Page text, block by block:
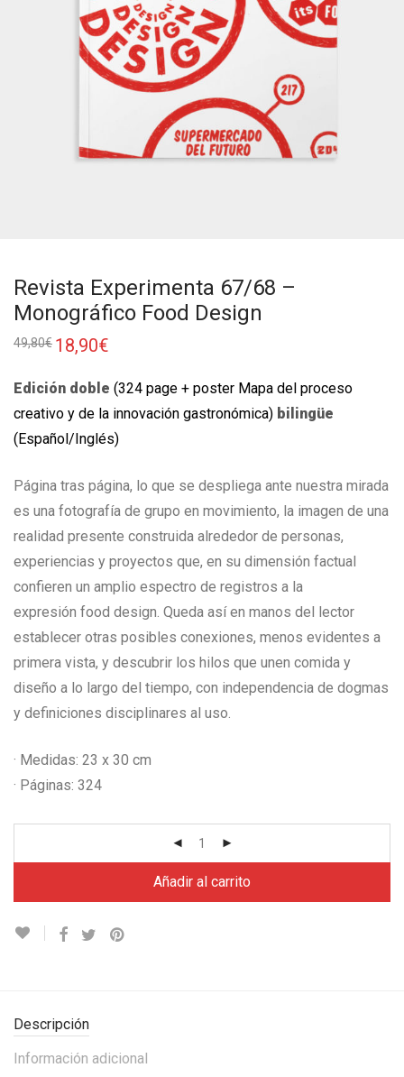
Revista Experimenta 67/68 –
Monográfico Food Design
49,80€ 18,90€
Edición doble (324 page + poster Mapa del proceso
creativo y de la innovación gastronómica) bilingüe
(Español/Inglés)
Página tras página, lo que se despliega ante nuestra mirada
es una fotografía de grupo en movimiento, la imagen de una
realidad presente construida alrededor de personas,
experiencias y proyectos que, en su dimensión factual
confieren un amplio espectro de registros a la
expresión food design. Queda así en manos del lector
establecer otras posibles conexiones, menos evidentes a
primera vista, y descubrir los hilos que unen comida y
diseño a lo largo del tiempo, con independencia de dogmas
y definiciones disciplinares al uso.
· Medidas: 23 x 30 cm
· Páginas: 324
Añadir al carrito
Descripción
Información adicional